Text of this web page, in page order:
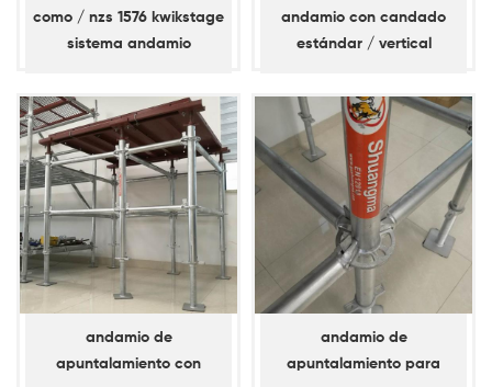
como / nzs 1576 kwikstage
sistema andamio
andamio con candado
estándar / vertical
andamio de
apuntalamiento con
andamio de
apuntalamiento para